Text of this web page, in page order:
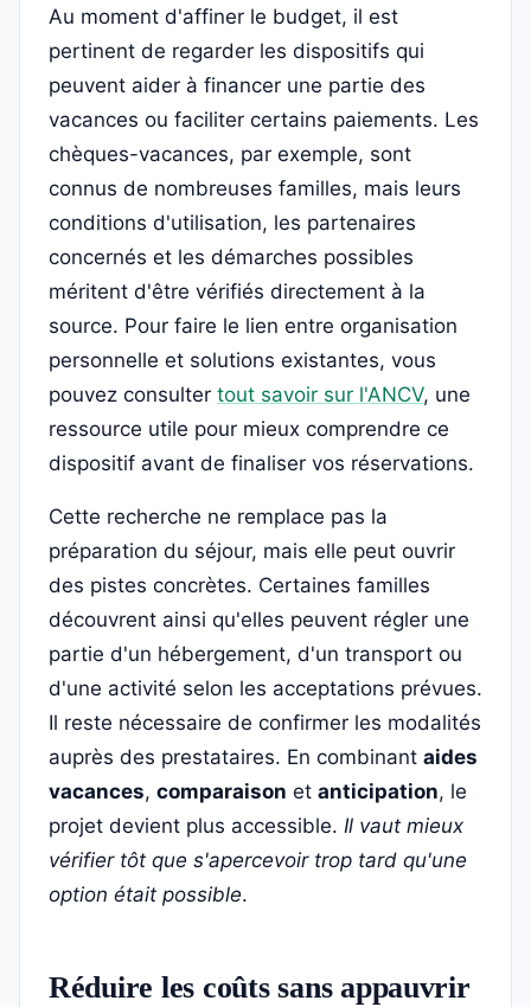
Au moment d'affiner le budget, il est
pertinent de regarder les dispositifs qui
peuvent aider à financer une partie des
vacances ou faciliter certains paiements. Les
chèques-vacances, par exemple, sont
connus de nombreuses familles, mais leurs
conditions d'utilisation, les partenaires
concernés et les démarches possibles
méritent d'être vérifiés directement à la
source. Pour faire le lien entre organisation
personnelle et solutions existantes, vous
pouvez consulter tout savoir sur l'ANCV, une
ressource utile pour mieux comprendre ce
dispositif avant de finaliser vos réservations.
Cette recherche ne remplace pas la
préparation du séjour, mais elle peut ouvrir
des pistes concrètes. Certaines familles
découvrent ainsi qu'elles peuvent régler une
partie d'un hébergement, d'un transport ou
d'une activité selon les acceptations prévues.
Il reste nécessaire de confirmer les modalités
auprès des prestataires. En combinant aides
vacances, comparaison et anticipation, le
projet devient plus accessible. Il vaut mieux
vérifier tôt que s'apercevoir trop tard qu'une
option était possible.
Réduire les coûts sans appauvrir